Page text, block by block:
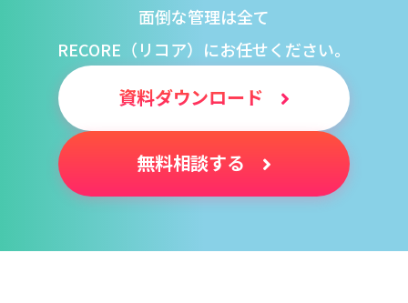
面倒な管理は全て
RECORE（リコア）にお任せください。
資料ダウンロード
無料相談する